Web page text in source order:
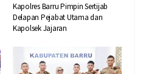
Kapolres Barru Pimpin Sertijab
Delapan Pejabat Utama dan
Kapolsek Jajaran